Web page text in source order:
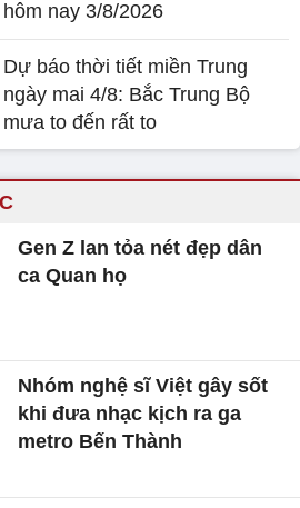
hôm nay 3/8/2026
Dự báo thời tiết miền Trung
ngày mai 4/8: Bắc Trung Bộ
mưa to đến rất to
Gen Z lan tỏa nét đẹp dân
ca Quan họ
Nhóm nghệ sĩ Việt gây sốt
khi đưa nhạc kịch ra ga
metro Bến Thành